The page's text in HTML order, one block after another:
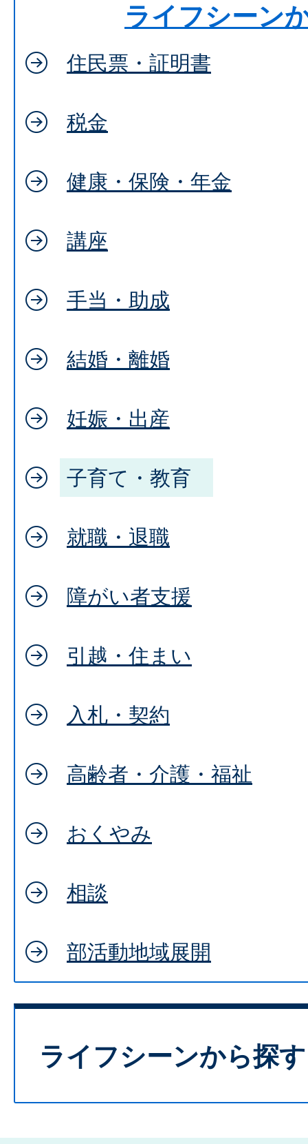
ライフシーン
住民票・証明書
税金
健康・保険・年金
講座
手当・助成
結婚・離婚
妊娠・出産
子育て・教育
就職・退職
障がい者支援
引越・住まい
入札・契約
高齢者・介護・福祉
おくやみ
相談
部活動地域展開
ライフシーンから探す